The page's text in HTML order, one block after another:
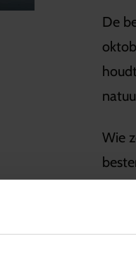
De
Wie
TURIJN